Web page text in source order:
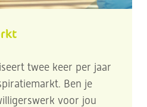
twee keer per jaar
Ben je
voor jou